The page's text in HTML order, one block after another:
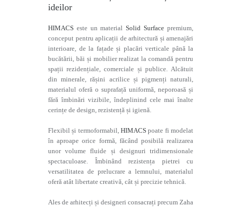
ideilor
HIMACS este un material Solid Surface premium,
conceput pentru aplicații de arhitectură și amenajări
interioare, de la fațade și placări verticale până la
bucătării, băi și mobilier realizat la comandă pentru
spații rezidențiale, comerciale și publice. Alcătuit
din minerale, rășini acrilice și pigmenți naturali,
materialul oferă o suprafață uniformă, neporoasă și
fără îmbinări vizibile, îndeplinind cele mai înalte
cerințe de design, rezistență și igienă.
Flexibil și termoformabil, HIMACS poate fi modelat
în aproape orice formă, făcând posibilă realizarea
unor volume fluide și designuri tridimensionale
spectaculoase. Îmbinând rezistența pietrei cu
versatilitatea de prelucrare a lemnului, materialul
oferă atât libertate creativă, cât și precizie tehnică.
Ales de arhitecți și designeri consacrați precum Zaha